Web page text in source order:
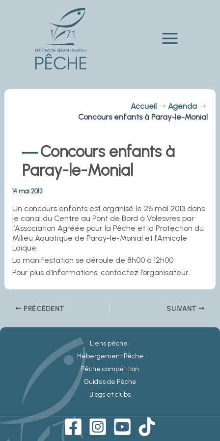
Main
Accueil
Agenda
Concours enfants à Paray-le-Monial
Concours enfants à
Paray-le-Monial
14 mai 2013
Un concours enfants est organisé le 26 mai 2013 dans
le canal du Centre au Pont de Bord à Volesvres par
l’Association Agréée pour la Pêche et la Protection du
Milieu Aquatique de Paray-le-Monial et l’Amicale
Laïque.
La manifestation se déroule de 8h00 à 12h00
Pour plus d’informations, contactez l’organisateur.
PRÉCÉDENT SUIVANT
Liens pêche :
Hébergement Pêche
Pêche compétition
Guides de Pêche
Blogs et clubs